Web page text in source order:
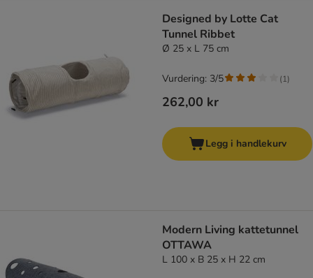
Designed by Lotte Cat
Tunnel Ribbet
Ø 25 x L 75 cm
262,00 kr
Vurdering: 3/5 (1)
Legg i handlekurv
Modern Living kattetunnel
OTTAWA
L 100 x B 25 x H 22 cm